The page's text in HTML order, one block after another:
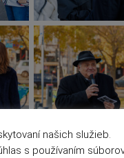
našich služieb.
s používaním